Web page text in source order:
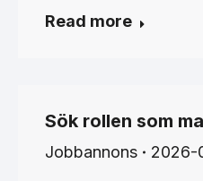
Read more
Sök rollen som
Jobbannons 2026-